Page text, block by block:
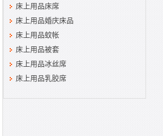
床上用品床席
床上用品婚庆床品
床上用品蚊帐
床上用品被套
床上用品冰丝席
床上用品乳胶席